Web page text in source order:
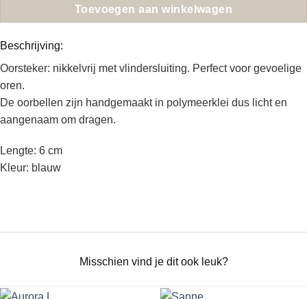
Toevoegen aan winkelwagen
Beschrijving:
Oorsteker: nikkelvrij met vlindersluiting. Perfect voor gevoelige
oren.
De oorbellen zijn handgemaakt in polymeerklei dus licht en
aangenaam om dragen.
Lengte: 6 cm
Kleur: blauw
Misschien vind je dit ook leuk?